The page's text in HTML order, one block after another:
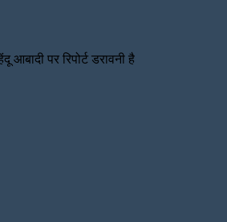
आबादी पर रिपोर्ट डरावनी है